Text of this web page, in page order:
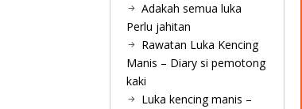
Adakah semua luka
Perlu jahitan
Rawatan Luka Kencing
Manis – Diary si pemotong
kaki
Luka kencing manis –